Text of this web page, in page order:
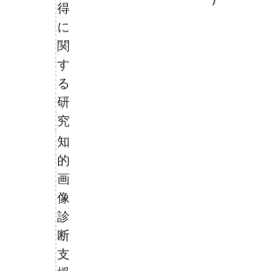
得
に
関
す
る
研
究
知
的
画
像
診
断
支